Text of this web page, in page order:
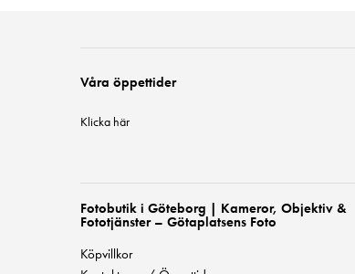
Våra öppettider
Klicka här
Fotobutik i Göteborg | Kameror, Objektiv &
Fototjänster – Götaplatsens Foto
Köpvillkor